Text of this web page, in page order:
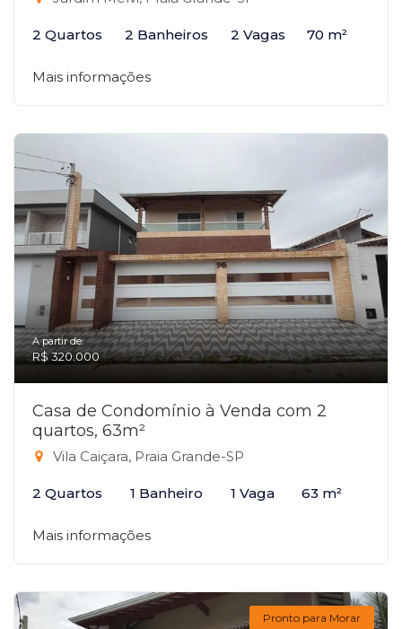
2 Quartos 2 Banheiros 2 Vagas 70 m²
Mais informações
A partir de:
R$ 320.000
Casa de Condomínio à Venda com 2
quartos, 63m²
Vila Caiçara, Praia Grande-SP
2 Quartos 1 Banheiro 1 Vaga 63 m²
Mais informações
Pronto para Morar